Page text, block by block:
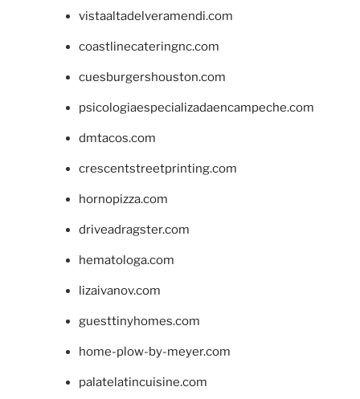
vistaaltadelveramendi.com
coastlinecateringnc.com
cuesburgershouston.com
psicologiaespecializadaencampeche.com
dmtacos.com
crescentstreetprinting.com
hornopizza.com
driveadragster.com
hematologa.com
lizaivanov.com
guesttinyhomes.com
home-plow-by-meyer.com
palatelatincuisine.com